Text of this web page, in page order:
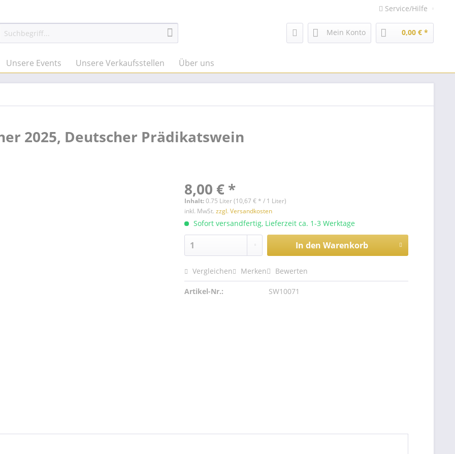
Service/Hilfe
Mein Konto 0,00 € *
Unsere Events Unsere Verkaufsstellen Über uns
2025, Deutscher Prädikatswein
8,00 € *
Inhalt:0.75 Liter (10,67 € * / 1 Liter)
inkl. MwSt.zzgl. Versandkosten
Sofort versandfertig, Lieferzeit ca. 1-3 Werktage
In den Warenkorb
Vergleichen Merken Bewerten
Artikel-Nr.: SW10071